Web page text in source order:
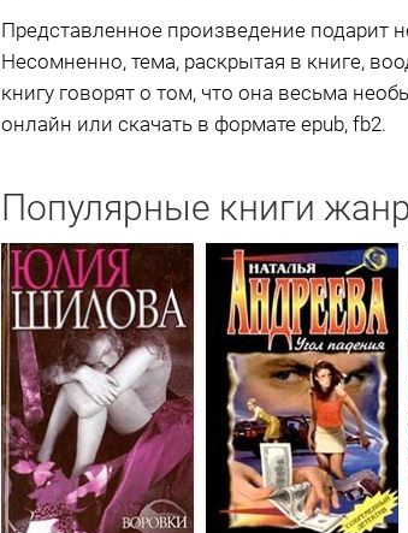
Представленное произведение подарит
Несомненно, тема, раскрытая в книге,
книгу говорят о том, что она весьма
онлайн или скачать в формате epub, fb2.
Популярные книги